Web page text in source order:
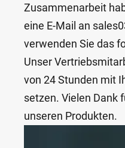
Zusammenarbeit
eine E-Mail an
verwenden Sie das
Unser
von 24 Stunden mit
setzen. Vielen Dank
unseren Produkten.